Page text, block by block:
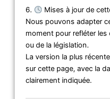
6.
Mises à jour de
Nous pouvons adapter
moment pour refléter
ou de la législation.
La version la plus
sur cette page, avec la
clairement indiquée.